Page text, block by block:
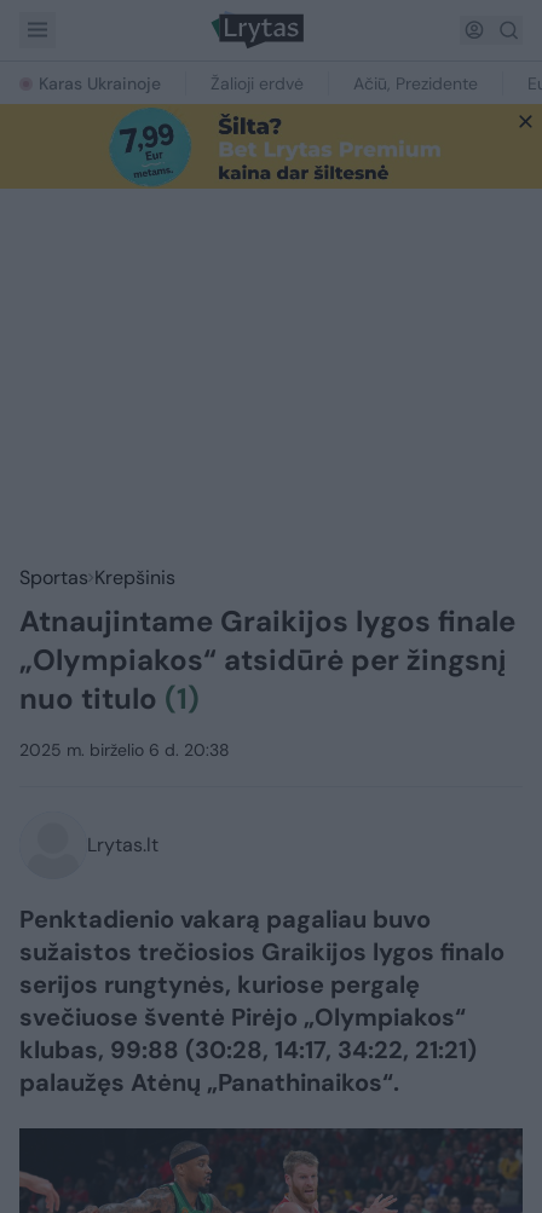
Karas Ukrainoje Žalioji erdvė Ačiū, Prezidente
Sportas Krepšinis
Atnaujintame Graikijos lygos finale
„Olympiakos“ atsidūrė per žingsnį
nuo titulo (1)
2025 m. birželio 6 d. 20:38
Lrytas.lt
Penktadienio vakarą pagaliau buvo
sužaistos trečiosios Graikijos lygos finalo
serijos rungtynės, kuriose pergalę
svečiuose šventė Pirėjo „Olympiakos“
klubas, 99:88 (30:28, 14:17, 34:22, 21:21)
palaužęs Atėnų „Panathinaikos“.